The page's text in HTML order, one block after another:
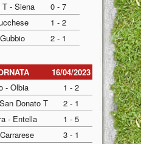
T - Siena
0 - 7
1 - 2
2 - 1
16/04/2023
- Olbia
1 - 2
Donato T
2 - 1
- Entella
1 - 5
3 - 1